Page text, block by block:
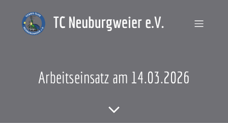
Arbeitseinsatz am 14.03.2026